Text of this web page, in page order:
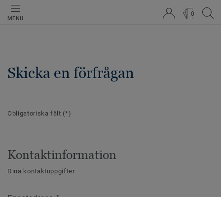
MENU
0
Skicka en förfrågan
Obligatoriska fält (*)
Kontaktinformation
Dina kontaktuppgifter